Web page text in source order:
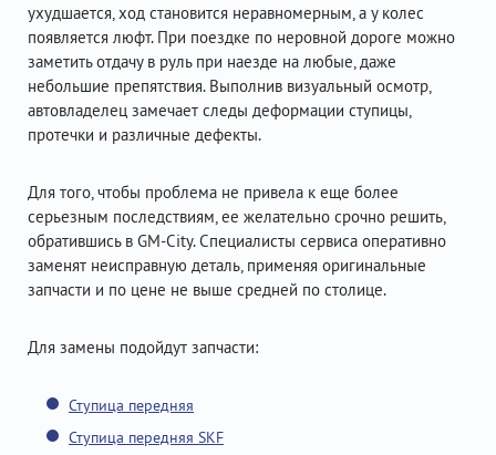
ухудшается, ход становится неравномерным, а у колес
появляется люфт. При поездке по неровной дороге можно
заметить отдачу в руль при наезде на любые, даже
небольшие препятствия. Выполнив визуальный осмотр,
автовладелец замечает следы деформации ступицы,
протечки и различные дефекты.
Для того, чтобы проблема не привела к еще более
серьезным последствиям, ее желательно срочно решить,
обратившись в GM-City. Специалисты сервиса оперативно
заменят неисправную деталь, применяя оригинальные
запчасти и по цене не выше средней по столице.
Для замены подойдут запчасти:
Ступица передняя
Ступица передняя SKF